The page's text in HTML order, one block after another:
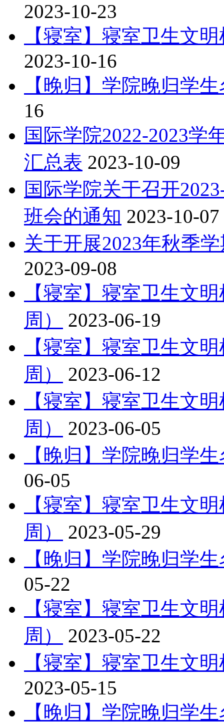
2023-10-23
【寝室】寝室卫生文
2023-10-16
【晚归】学院晚归学
16
国际学院2022-2023学
汇总表 2023-10-09
国际学院关于召开
班会的通知 2023-10-07
关于开展2023年秋季
2023-09-08
【寝室】寝室卫生文
周）
2023-06-19
【寝室】寝室卫生文
周）
2023-06-12
【寝室】寝室卫生文
周）
2023-06-05
【晚归】学院晚归学
06-05
【寝室】寝室卫生文
周）
2023-05-29
【晚归】学院晚归学
05-22
【寝室】寝室卫生文
周）
2023-05-22
【寝室】寝室卫生文
2023-05-15
【晚归】学院晚归学